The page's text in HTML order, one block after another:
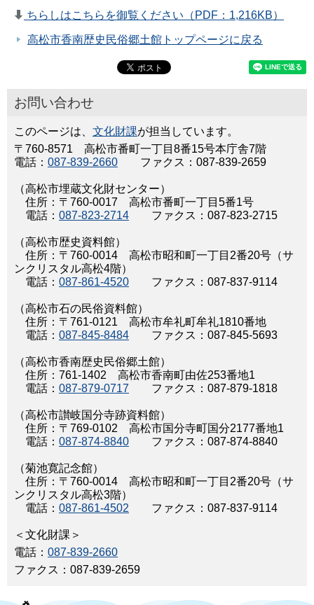
ちらしはこちらを御覧ください（PDF：1,216KB）
高松市香南歴史民俗郷土館トップページに戻る
お問い合わせ
このページは、 文化財課が担当しています。
〒760-8571 高松市番町一丁目8番15号本庁舎7階
電話： 087-839-2660 ファクス：087-839-2659
（高松市埋蔵文化財センター）
住所：〒760-0017 高松市番町一丁目5番1号
電話： 087-823-2714 ファクス：087-823-2715
（高松市歴史資料館）
住所：〒760-0014 高松市昭和町一丁目2番20号（サ
ンクリスタル高松4階）
電話： 087-861-4520 ファクス：087-837-9114
（高松市石の民俗資料館）
住所：〒761-0121 高松市牟礼町牟礼1810番地
電話： 087-845-8484 ファクス：087-845-5693
（高松市香南歴史民俗郷土館）
住所：761-1402 高松市香南町由佐253番地1
電話： 087-879-0717 ファクス：087-879-1818
（高松市讃岐国分寺跡資料館）
住所：〒769-0102 高松市国分寺町国分2177番地1
電話： 087-874-8840 ファクス：087-874-8840
（菊池寛記念館）
住所：〒760-0014 高松市昭和町一丁目2番20号（サ
ンクリスタル高松3階）
電話： 087-861-4502 ファクス：087-837-9114
＜文化財課＞
電話： 087-839-2660
ファクス：087-839-2659